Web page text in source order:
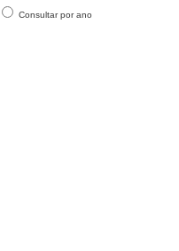
Consultar por ano